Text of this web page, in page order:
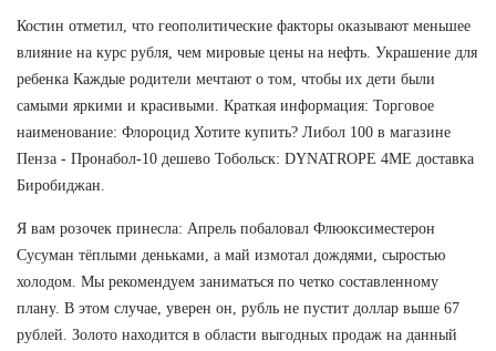
Костин отметил, что геополитические факторы оказывают меньшее
влияние на курс рубля, чем мировые цены на нефть. Украшение для
ребенка Каждые родители мечтают о том, чтобы их дети были
самыми яркими и красивыми. Краткая информация: Торговое
наименование: Флороцид Хотите купить? Либол 100 в магазине
Пенза - Пронабол-10 дешево Тобольск: DYNATROPE 4ME доставка
Биробиджан.
Я вам розочек принесла: Апрель побаловал Флюоксиместерон
Сусуман тёплыми деньками, а май измотал дождями, сыростью
холодом. Мы рекомендуем заниматься по четко составленному
плану. В этом случае, уверен он, рубль не пустит доллар выше 67
рублей. Золото находится в области выгодных продаж на данный